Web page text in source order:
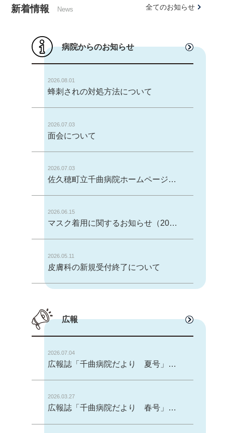
新着情報 News 全てのお知らせ
病院からのお知らせ
2026.08.01
蜂刺されの対処方法について
2026.07.03
面会について
2026.07.03
佐久穂町立千曲病院ホームページにおける老人保健施設ページについて
2026.06.15
マスク着用に関するお知らせ（2026/6/16～）
2026.05.11
皮膚科の新規受付終了について
広報
2026.07.04
広報誌「千曲病院だより 夏号」ＶＯＬ.２５を発行しました。
2026.03.27
広報誌「千曲病院だより 春号」ＶＯＬ.２４を発行しました。